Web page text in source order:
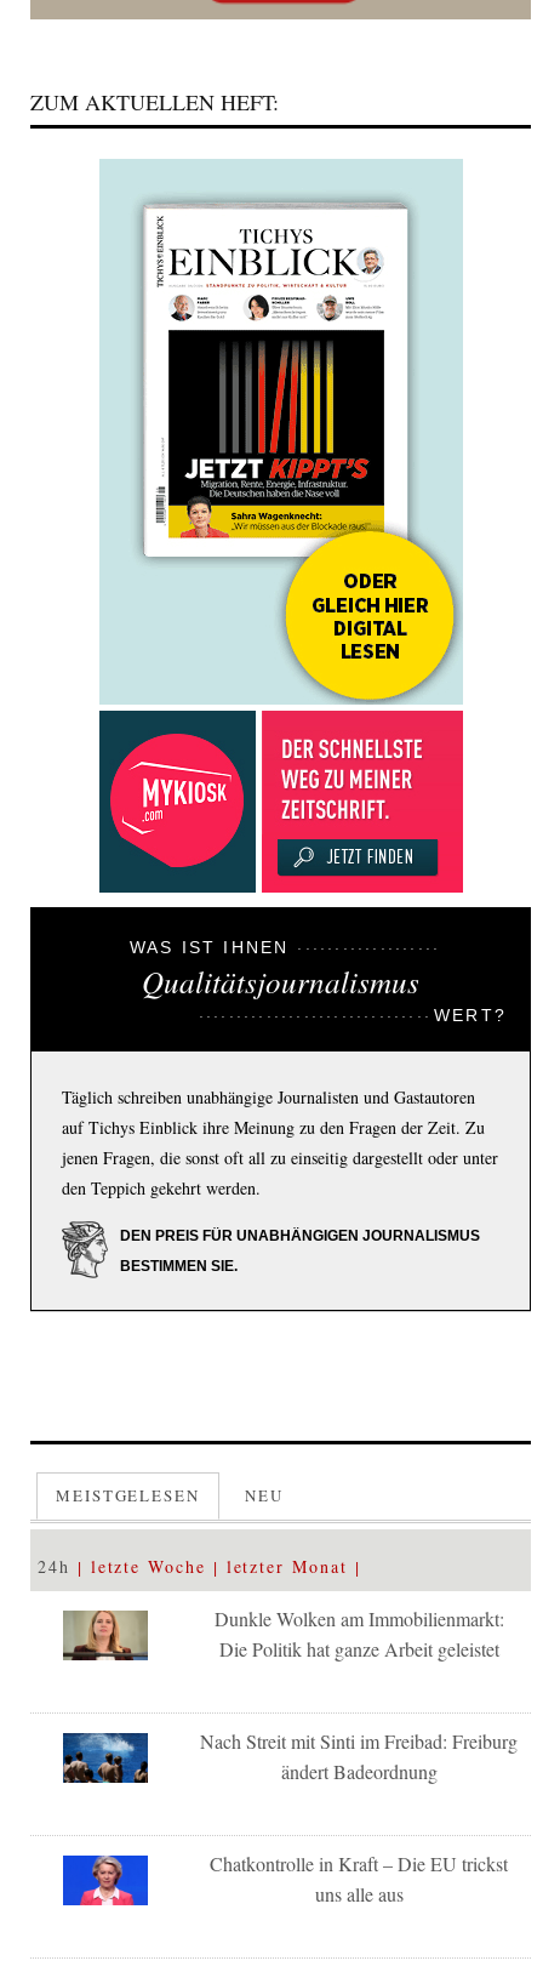
ZUM AKTUELLEN HEFT:
WAS IST IHNEN
Qualitätsjournalismus
WERT?
Täglich schreiben unabhängige Journalisten und Gastautoren
auf Tichys Einblick ihre Meinung zu den Fragen der Zeit. Zu
jenen Fragen, die sonst oft all zu einseitig dargestellt oder unter
den Teppich gekehrt werden.
DEN PREIS FÜR UNABHÄNGIGEN JOURNALISMUS
BESTIMMEN SIE.
MEISTGELESEN NEU
24h letzte Woche letzter Monat
Dunkle Wolken am Immobilienmarkt:
Die Politik hat ganze Arbeit geleistet
Nach Streit mit Sinti im Freibad: Freiburg
ändert Badeordnung
Chatkontrolle in Kraft – Die EU trickst
uns alle aus